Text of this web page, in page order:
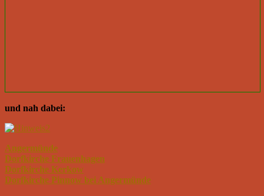
und nah dabei:
Angermünde
Dorfkirche Frauenhagen
Dorfkirche Kerkow
Dorfkirche Pinnow bei Angermünde